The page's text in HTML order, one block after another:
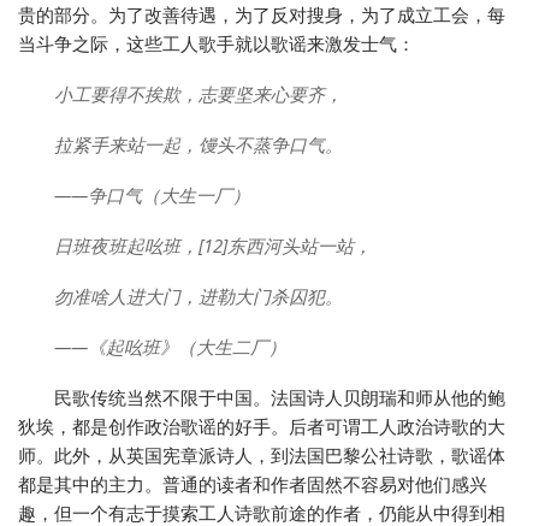
贵的部分。为了改善待遇，为了反对搜身，为了成立工会，每
当斗争之际，这些工人歌手就以歌谣来激发士气：
小工要得不挨欺，志要坚来心要齐，
拉紧手来站一起，馒头不蒸争口气。
——争口气（大生一厂）
日班夜班起吆班，[12]东西河头站一站，
勿准啥人进大门，进勒大门杀囚犯。
——《起吆班》（大生二厂）
民歌传统当然不限于中国。法国诗人贝朗瑞和师从他的鲍
狄埃，都是创作政治歌谣的好手。后者可谓工人政治诗歌的大
师。此外，从英国宪章派诗人，到法国巴黎公社诗歌，歌谣体
都是其中的主力。普通的读者和作者固然不容易对他们感兴
趣，但一个有志于摸索工人诗歌前途的作者，仍能从中得到相